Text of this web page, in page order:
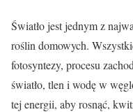
Światło jest jednym z
roślin domowych.
fotosyntezy, procesu
światło, tlen i wodę w
tej energii, aby rosnąć,